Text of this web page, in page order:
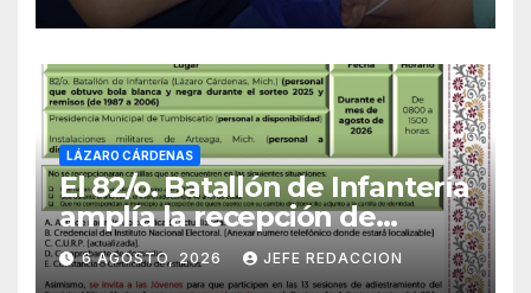
LÁZARO CÁRDENAS
El 82/o. Batallón de Infantería
amplía la recepción de
documentos para obtener La
Catilla del Servicio Militar
6 AGOSTO, 2026 JEFE REDACCION